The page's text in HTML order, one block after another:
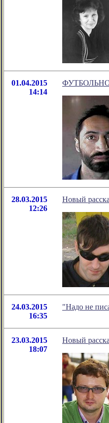
01.04.2015
14:14
28.03.2015
12:26
Новый
24.03.2015
16:35
"Надо не
23.03.2015
18:07
Новый